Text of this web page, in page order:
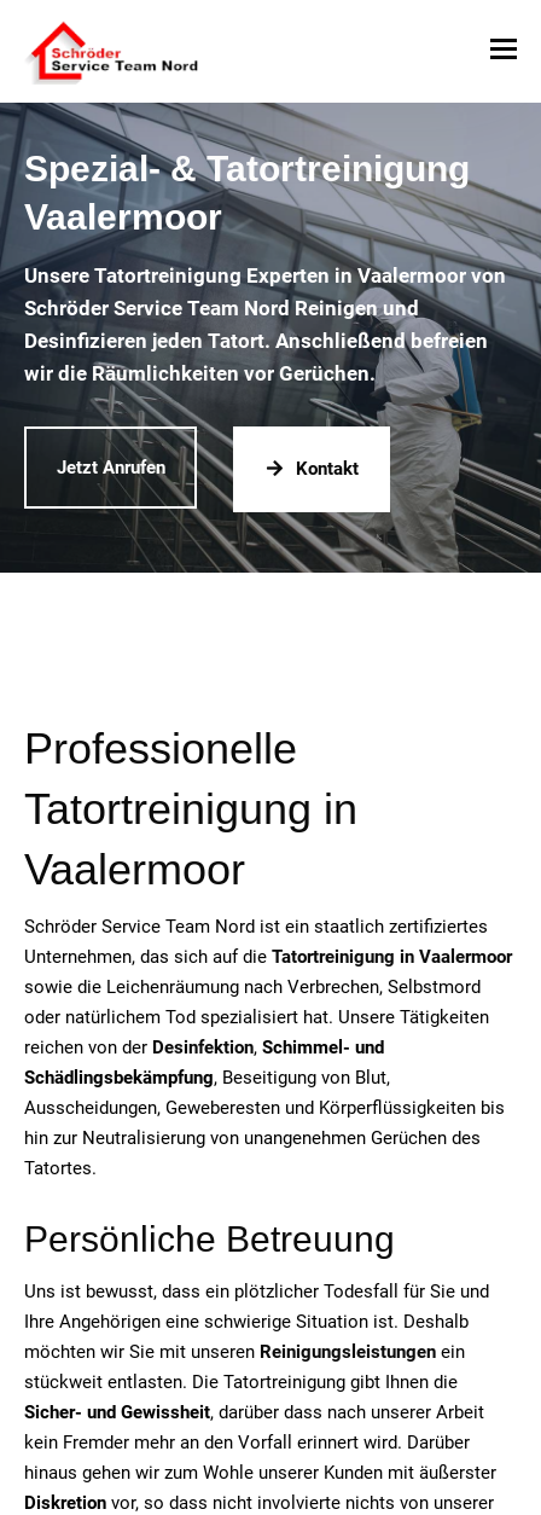
Spezial- & Tatortreinigung
Vaalermoor
Unsere Tatortreinigung Experten in Vaalermoor von
Schröder Service Team Nord Reinigen und
Desinfizieren jeden Tatort. Anschließend befreien
wir die Räumlichkeiten vor Gerüchen.
Jetzt Anrufen Kontakt
Professionelle
Tatortreinigung in
Vaalermoor
Schröder Service Team Nord ist ein staatlich zertifiziertes
Unternehmen, das sich auf die Tatortreinigung in Vaalermoor
sowie die Leichenräumung nach Verbrechen, Selbstmord
oder natürlichem Tod spezialisiert hat. Unsere Tätigkeiten
reichen von der Desinfektion, Schimmel- und
Schädlingsbekämpfung, Beseitigung von Blut,
Ausscheidungen, Geweberesten und Körperflüssigkeiten bis
hin zur Neutralisierung von unangenehmen Gerüchen des
Tatortes.
Persönliche Betreuung
Uns ist bewusst, dass ein plötzlicher Todesfall für Sie und
Ihre Angehörigen eine schwierige Situation ist. Deshalb
möchten wir Sie mit unseren Reinigungsleistungen ein
stückweit entlasten. Die Tatortreinigung gibt Ihnen die
Sicher- und Gewissheit, darüber dass nach unserer Arbeit
kein Fremder mehr an den Vorfall erinnert wird. Darüber
hinaus gehen wir zum Wohle unserer Kunden mit äußerster
Diskretion vor, so dass nicht involvierte nichts von unserer